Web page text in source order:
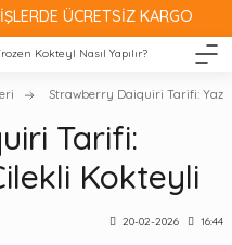
ÜCRETSİZ KARGO
Strawberry Daiquiri Tarifi:
Tarifi:
Kokteyli
20-02-2026 16:44